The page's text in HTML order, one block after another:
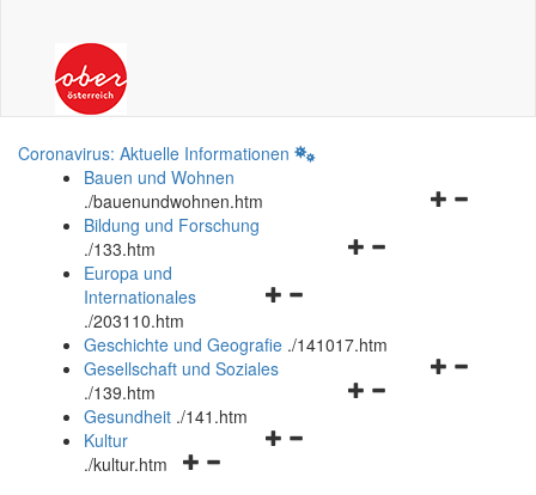
Coronavirus: Aktuelle Informationen
Bauen und Wohnen
./bauenundwohnen.htm
Navigationsmenü
Bildung und Forschung
./133.htm
Navigationsmenü
und
schließen
Europa und
Internationales
./203110.htm
Geschichte und Geografie ./141017.htm
Navigationsmenü
Gesellschaft und Soziales
./139.htm
Navigationsmenü
Gesundheit ./141.htm
Navigationsmenü
Kultur
./kultur.htm